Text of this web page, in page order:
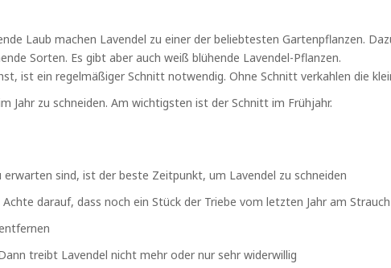
Laub machen Lavendel zu einer der beliebtesten Gartenpflanzen.
Sorten. Es gibt aber auch weiß blühende Lavendel-Pflanzen.
ist ein regelmäßiger Schnitt notwendig. Ohne Schnitt verkahlen die
Jahr zu schneiden. Am wichtigsten ist der Schnitt im Frühjahr.
sind, ist der beste Zeitpunkt, um Lavendel zu schneiden
darauf, dass noch ein Stück der Triebe vom letzten Jahr am
treibt Lavendel nicht mehr oder nur sehr widerwillig